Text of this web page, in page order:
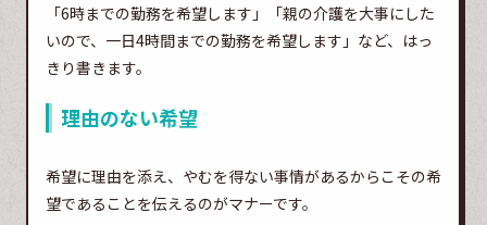
「6時までの勤務を希望します」「親の介護を大事にした
いので、一日4時間までの勤務を希望します」など、はっ
きり書きます。
理由のない希望
希望に理由を添え、やむを得ない事情があるからこその希
望であることを伝えるのがマナーです。